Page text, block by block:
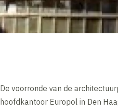
De voorronde van de
hoofdkantoor Europol in Den